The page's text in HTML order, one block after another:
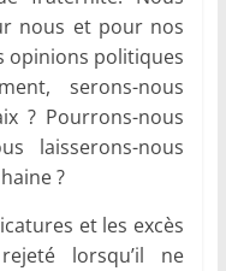
nous et pour nos
opinions politiques
serons-nous
? Pourrons-nous
laisserons-nous
?
et les excès
lorsqu’il ne